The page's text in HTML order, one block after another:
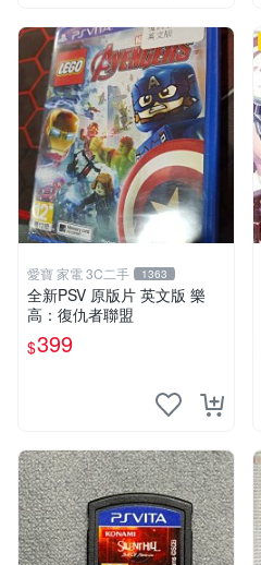
愛寶 家電 3C二手 1363
全新PSV 原版片 英文版 樂
高：復仇者聯盟
$399